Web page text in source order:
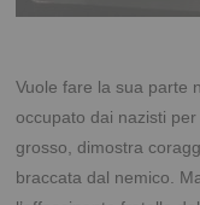
Vuole fare la sua parte
occupato dai nazisti
grosso, dimostra
braccata dal nemico.